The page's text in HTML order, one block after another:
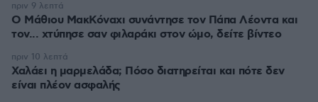
Ο Μάθιου ΜακΚόναχι συνάντησε τον Πάπα Λέοντα και
τον... χτύπησε σαν φιλαράκι στον ώμο, δείτε βίντεο
πριν 9 λεπτά
Χαλάει η μαρμελάδα; Πόσο διατηρείται και πότε δεν
είναι πλέον ασφαλής
πριν 10 λεπτά